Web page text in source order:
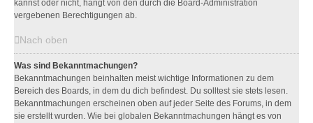
kannst oder nicht, hängt von den durch die Board-Administration
vergebenen Berechtigungen ab.
Nach oben
Was sind Bekanntmachungen?
Bekanntmachungen beinhalten meist wichtige Informationen zu dem
Bereich des Boards, in dem du dich befindest. Du solltest sie stets lesen.
Bekanntmachungen erscheinen oben auf jeder Seite des Forums, in dem
sie erstellt wurden. Wie bei globalen Bekanntmachungen hängt es von